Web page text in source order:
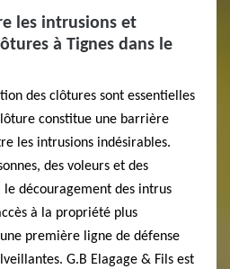
les intrusions et
à Tignes dans le
des clôtures sont essentielles
constitue une barrière
les intrusions indésirables.
des voleurs et des
le découragement des intrus
à la propriété plus
première ligne de défense
G.B Elagage & Fils est